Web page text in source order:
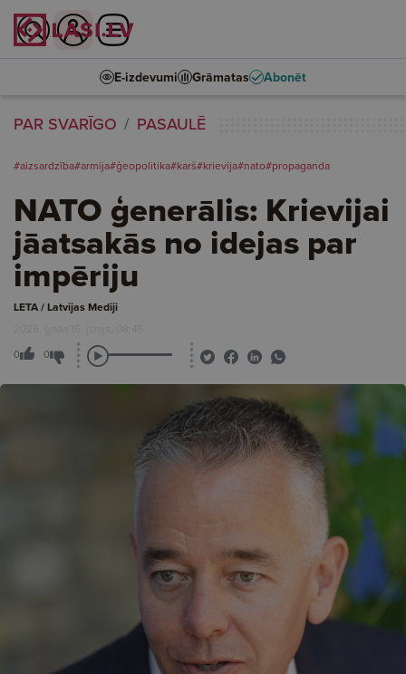
E-izdevumi Grāmatas Abonēt
PAR SVARĪGO PASAULĒ
#aizsardzība#armija#ģeopolitika#karš#krievija#nato#propaganda
NATO ģenerālis: Krievijai
jāatsakās no idejas par
impēriju
LETA / Latvijas Mediji
2026. gada 15. jūnijs, 08:45
0 0